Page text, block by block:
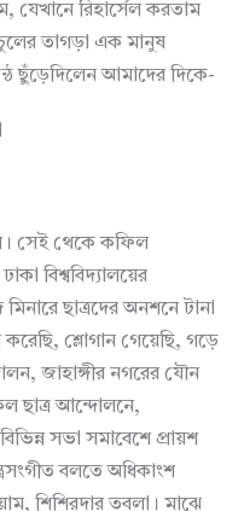
যেখানে রিহার্সেল করতাম
তাগড়া এক মানুষ
ছুঁড়েদিলেন আমাদের দিকে-
সেই থেকে কফিল
বিশ্ববিদ্যালয়ের
ছাত্রদের অনশনে টানা
শ্লোগান গেয়েছি, গড়ে
জাহাঙ্গীর নগরের যৌন
ছাত্র আন্দোলনে,
সভা সমাবেশে প্রায়শ
বলতে অধিকাংশ
শিশিরদার তবলা। মাঝে